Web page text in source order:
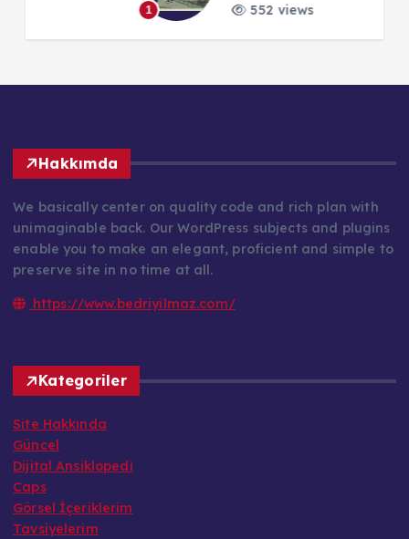
552 views
Hakkımda
We basically center on quality code and rich plan with
unimaginable back. Our WordPress subjects and plugins
enable you to make an elegant, proficient and simple to
preserve site in no time at all.
https://www.bedriyilmaz.com/
Kategoriler
Site Hakkında
Güncel
Dijital Ansiklopedi
Caps
Görsel İçeriklerim
Tavsiyelerim